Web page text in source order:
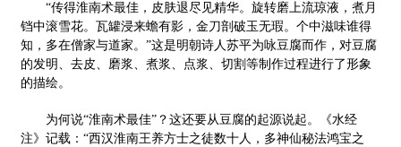
“传得淮南术最佳，皮肤退尽见精华。旋转磨上流琼液，煮月
铛中滚雪花。瓦罐浸来蟾有影，金刀剖破玉无瑕。个中滋味谁得
知，多在僧家与道家。”这是明朝诗人苏平为咏豆腐而作，对豆腐
的发明、去皮、磨浆、煮浆、点浆、切割等制作过程进行了形象
的描绘。
为何说“淮南术最佳”？这还要从豆腐的起源说起。《水经
注》记载：“西汉淮南王养方士之徒数十人，多神仙秘法鸿宝之